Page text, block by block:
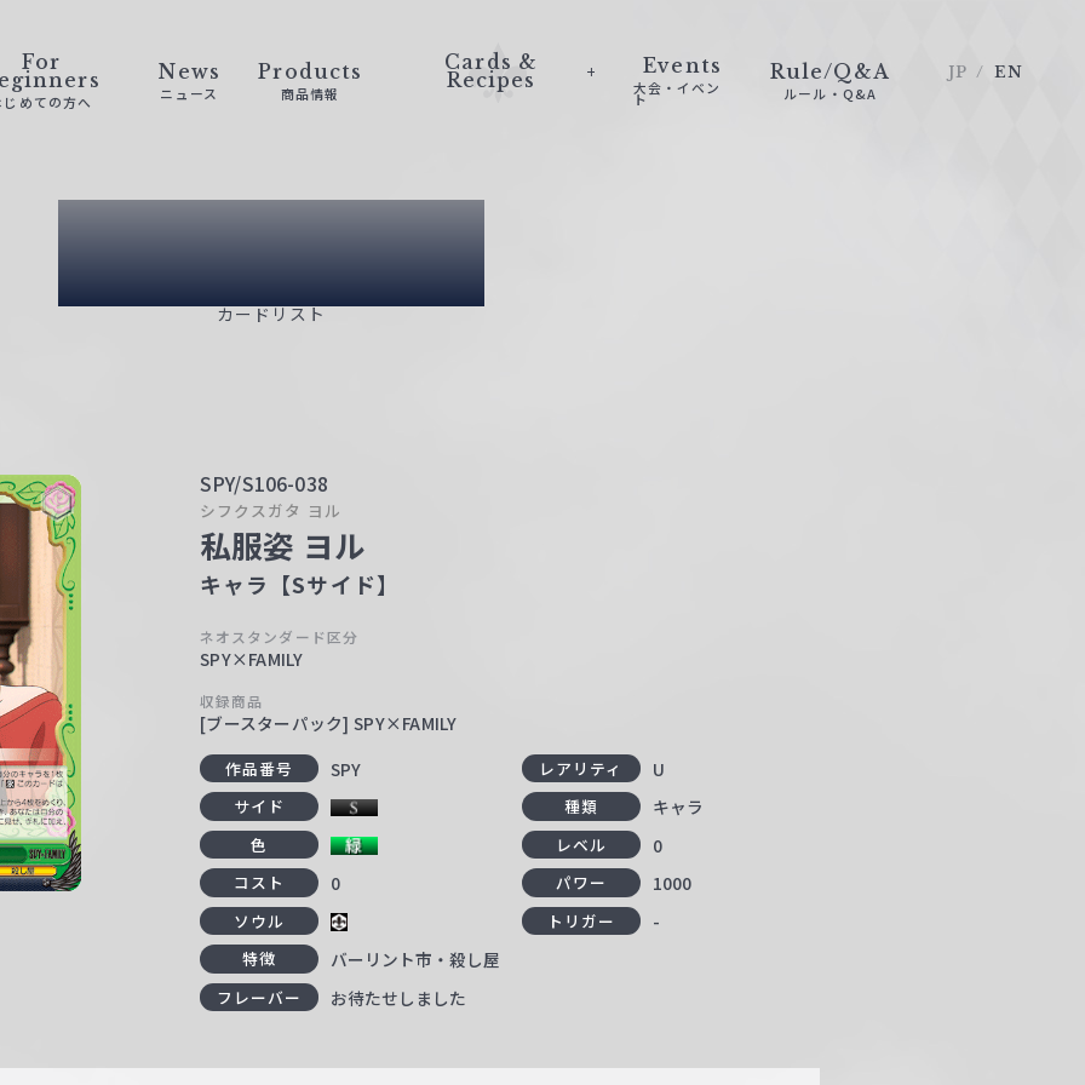
For
じめての方へ
News
ニュース
Products
商品情報
Cards &
Recipes
Events
大会・イベン
ト
Rule/Q&A
ルール・Q&A
JP EN
Card List
カードリスト
SPY/S106-038
シフクスガタ ヨル
私服姿 ヨル
キャラ【Sサイド】
ネオスタンダード区分
SPY×FAMILY
収録商品
[ブースターパック] SPY×FAMILY
作品番号 SPY レアリティ U
サイド 種類 キャラ
色 レベル 0
コスト 0 パワー 1000
ソウル トリガー -
特徴 バーリント市・殺し屋
フレーバー お待たせしました